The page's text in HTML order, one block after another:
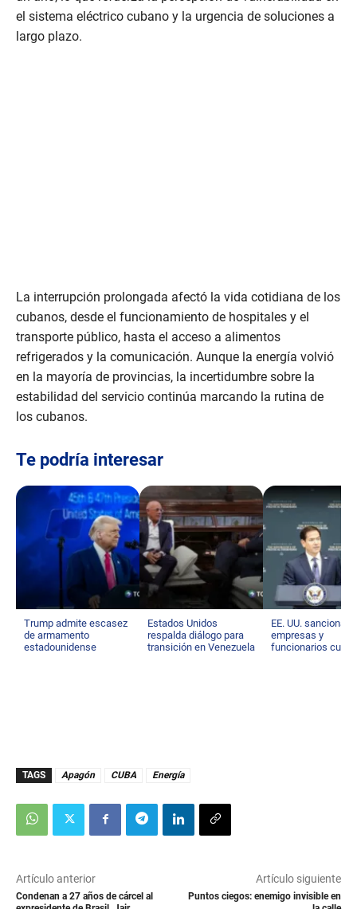
el sistema eléctrico cubano y la urgencia de soluciones a
largo plazo.
La interrupción prolongada afectó la vida cotidiana de los
cubanos, desde el funcionamiento de hospitales y el
transporte público, hasta el acceso a alimentos
refrigerados y la comunicación. Aunque la energía volvió
en la mayoría de provincias, la incertidumbre sobre la
estabilidad del servicio continúa marcando la rutina de
los cubanos.
Te podría interesar
Trump admite escasez
de armamento
estadounidense
Estados Unidos
respalda diálogo para
transición en Venezuela
EE. UU. sanciona a
empresas y
funcionarios
TAGS Apagón CUBA Energía
Artículo anterior
Condenan a 27 años de cárcel al
Artículo siguiente
Puntos ciegos: enemigo invisible en